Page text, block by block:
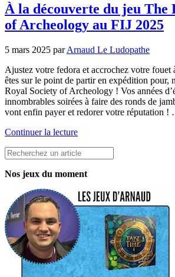
À la découverte du jeu The
of Archeology au FIJ 2025
5 mars 2025 parArnaud Le Ludopathe
Ajustez votre fedora et accrochez votre fouet
êtes sur le point de partir en expédition pour,
Royal Society of Archeology ! Vos années
innombrables soirées à faire des ronds de
vont enfin payer et redorer votre réputation !
Continuer la lecture
Rechercher
Nos jeux du moment